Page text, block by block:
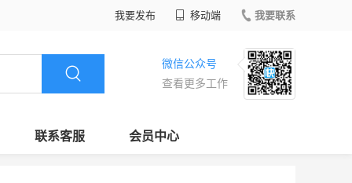
我要发布 移动端 我要联系
微信公众号
查看更多工作
联系客服 会员中心